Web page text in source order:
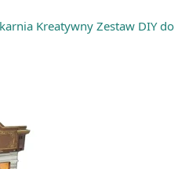
Kreatywny Zestaw DIY do